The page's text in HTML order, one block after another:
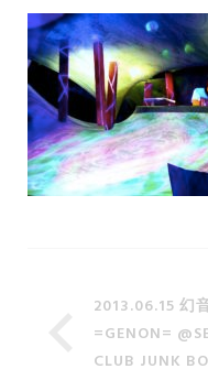
2013.06.15 幻
=GENON=
CLUB JUNK